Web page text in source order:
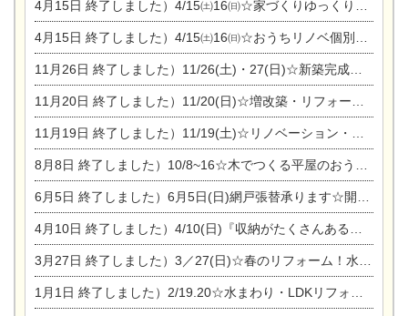
4月15日 終了しました）4/15㈯16㈰☆家づくりゆっくりじっくり個別相談会
4月15日 終了しました）4/15㈯16㈰☆おうちリノベ個別相談会
11月26日 終了しました）11/26(土)・27(日)☆新築完成見学会 in一宮市あずら
11月20日 終了しました）11/20(日)☆増改築・リフォームまつり＆秋の味覚まつり＆芸術祭
11月19日 終了しました）11/19(土)☆リノベーション・家の修理まつり＆増改築・リフォームまつりin扶桑ゴルフ
8月8日 終了しました）10/8~16☆木でつくる平屋のおうちのつくり方【完全予約制】
6月5日 終了しました）6月5日(日)網戸張替承ります☆開催！
4月10日 終了しました）4/10(日)『収納がたくさんあるおうち現場見学会』
3月27日 終了しました）3／27(日)☆春のリフォーム！水まわりLDKリフォーム相談会&今がチャンス！エアコン相談会
1月1日 終了しました）2/19.20☆水まわり・LDKリフォーム相談会＆エアコン相談会